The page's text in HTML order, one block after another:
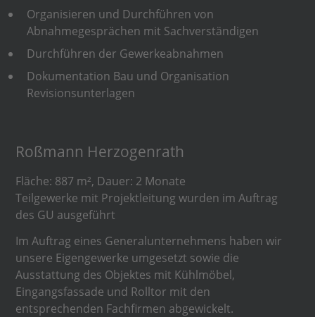
Organisieren und Durchführen von
Abnahmegesprächen mit Sachverständigen
Durchführen der Gewerkeabnahmen
Dokumentation Bau und Organisation
Revisionsunterlagen
Roßmann Herzogenrath
Fläche: 887 m², Dauer: 2 Monate
Teilgewerke mit Projektleitung wurden im Auftrag
des GU ausgeführt
Im Auftrag eines Generalunternehmens haben wir
unsere Eigengewerke umgesetzt sowie die
Ausstattung des Objektes mit Kühlmöbel,
Eingangsfassade und Rolltor mit den
entsprechenden Fachfirmen abgewickelt.